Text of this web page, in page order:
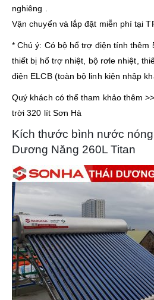
nghiêng .
Vận chuyển và lắp đặt miễn phí tại
* Chú ý: Có bộ hổ trợ điện tính thêm
thiết bị hổ trợ nhiệt, bộ rơle nhiệt,
điện ELCB (toàn bộ linh kiện nhập
Quý khách có thể tham khảo thêm
trời 320 lít Sơn Hà
Kích thước bình nước
Dương Năng 260L Titan